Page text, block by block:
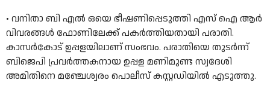
• വനിതാ ബി എൽ ഒയെ ഭീഷണിപ്പെടുത്തി എസ് ഐ ആർ
വിവരങ്ങൾ ഫോണിലേക്ക് പകർത്തിയതായി പരാതി.
കാസർകോട് ഉപ്പളയിലാണ് സംഭവം. പരാതിയെ തുടർന്ന്
ബിജെപി പ്രവർത്തകനായ ഉപ്പള മണിമുണ്ട സ്വദേശി
അമിതിനെ മഞ്ചേശ്വരം പൊലീസ് കസ്റ്റഡിയിൽ എടുത്തു.